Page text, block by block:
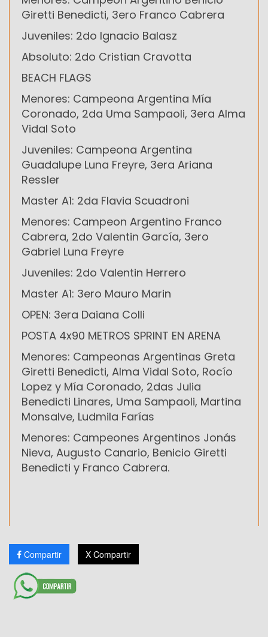
Giretti Benedicti, 3ero Franco Cabrera
Juveniles: 2do Ignacio Balasz
Absoluto: 2do Cristian Cravotta
BEACH FLAGS
Menores: Campeona Argentina Mía
Coronado, 2da Uma Sampaoli, 3era Alma
Vidal Soto
Juveniles: Campeona Argentina
Guadalupe Luna Freyre, 3era Ariana
Ressler
Master A1: 2da Flavia Scuadroni
Menores: Campeon Argentino Franco
Cabrera, 2do Valentin García, 3ero
Gabriel Luna Freyre
Juveniles: 2do Valentin Herrero
Master A1: 3ero Mauro Marin
OPEN: 3era Daiana Colli
POSTA 4x90 METROS SPRINT EN ARENA
Menores: Campeonas Argentinas Greta
Giretti Benedicti, Alma Vidal Soto, Rocío
Lopez y Mía Coronado, 2das Julia
Benedicti Linares, Uma Sampaoli, Martina
Monsalve, Ludmila Farías
Menores: Campeones Argentinos Jonás
Nieva, Augusto Canario, Benicio Giretti
Benedicti y Franco Cabrera.
Compartir X Compartir